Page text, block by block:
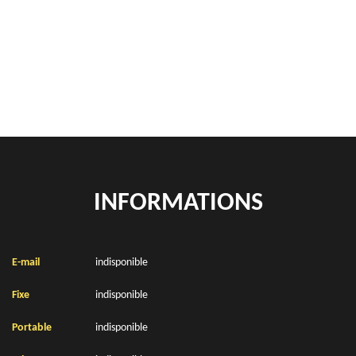
INFORMATIONS
E-mail indisponible
Fixe indisponible
Portable indisponible